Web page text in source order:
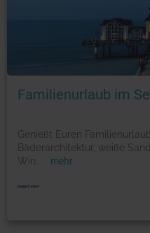
Familienurlaub im
Genießt Euren
Bäderarchitektur, weiße
Win
mehr